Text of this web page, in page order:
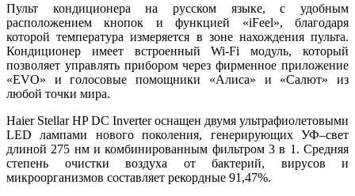
Пульт кондиционера на русском языке, с удобным
расположением кнопок и функцией «iFeel», благодаря
которой температура измеряется в зоне нахождения пульта.
Кондиционер имеет встроенный Wi-Fi модуль, который
позволяет управлять прибором через фирменное приложение
«EVO» и голосовые помощники «Алиса» и «Салют» из
любой точки мира.
Haier Stellar HP DC Inverter оснащен двумя ультрафиолетовыми
LED лампами нового поколения, генерирующих УФ–свет
длиной 275 нм и комбинированным фильтром 3 в 1. Средняя
степень очистки воздуха от бактерий, вирусов и
микроорганизмов составляет рекордные 91,47%.